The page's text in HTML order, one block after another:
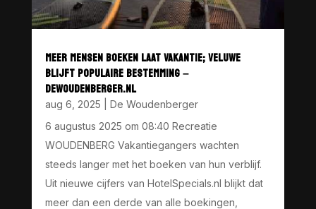
MEER MENSEN BOEKEN LAAT VAKANTIE; VELUWE
BLIJFT POPULAIRE BESTEMMING –
DEWOUDENBERGER.NL
aug 6, 2025
De Woudenberger
6 augustus 2025 om 08:40 Recreatie
WOUDENBERG Vakantiegangers wachten
steeds langer met het boeken van hun verblijf.
Uit nieuwe cijfers van HotelSpecials.nl blijkt dat
meer dan een derde van alle boekingen,